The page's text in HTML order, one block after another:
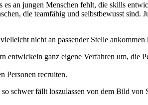
an jungen Menschen fehlt, die skills
die teamfähig und selbstbewusst sind.
nicht an passender Stelle ankommen
entwickeln ganz eigene Verfahren um, die
Personen recruiten.
schwer fällt loszulassen von dem Bild von